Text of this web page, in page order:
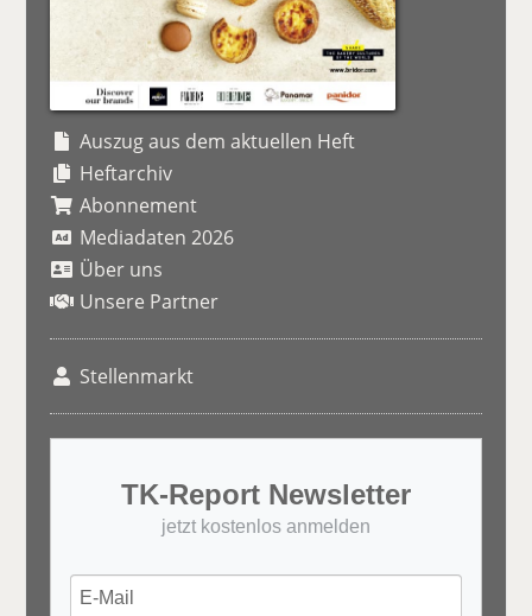
Auszug aus dem aktuellen Heft
Heftarchiv
Abonnement
Mediadaten 2026
Über uns
Unsere Partner
Stellenmarkt
TK-Report Newsletter
jetzt kostenlos anmelden